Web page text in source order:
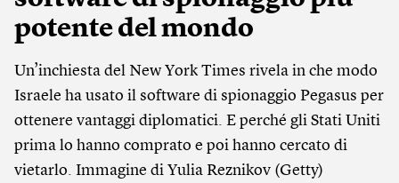
potente del mondo
Un’inchiesta del New York Times rivela in che modo
Israele ha usato il software di spionaggio Pegasus per
ottenere vantaggi diplomatici. E perché gli Stati Uniti
prima lo hanno comprato e poi hanno cercato di
vietarlo. Immagine di Yulia Reznikov (Getty)